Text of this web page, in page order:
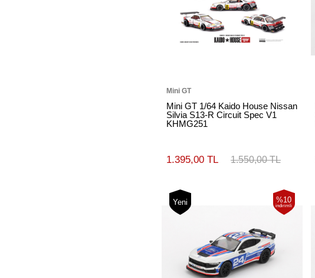
Mini GT
Mini GT 1/64 Kaido House Nissan
Silvia S13-R Circuit Spec V1
KHMG251
1.550,00 TL
1.395,00 TL
%10
indirimli
Yeni